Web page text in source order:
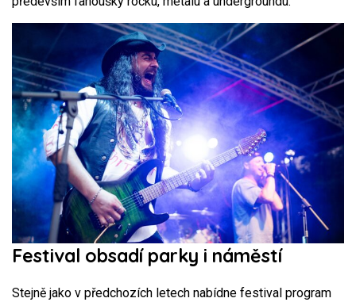
Festival obsadí parky i náměstí
Stejně jako v předchozích letech nabídne festival program